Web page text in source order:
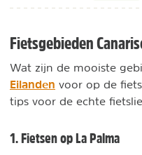
Fietsgebieden
Wat zijn de mooiste
Eilanden voor op de
tips voor de echte
1. Fietsen op La Palma